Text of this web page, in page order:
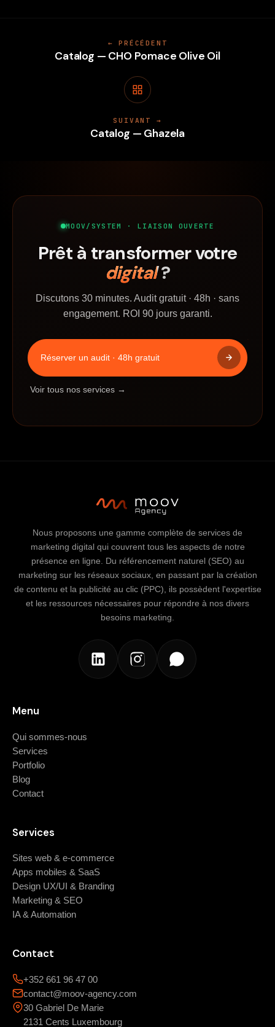
← PRÉCÉDENT
Catalog — CHO Pomace Olive Oil
SUIVANT →
Catalog — Ghazela
MOOV/SYSTEM · LIAISON OUVERTE
Prêt à transformer votre
digital?
Discutons 30 minutes. Audit gratuit · 48h · sans
engagement. ROI 90 jours garanti.
Réserver un audit · 48h gratuit
Voir tous nos services →
Nous proposons une gamme complète de services de
marketing digital qui couvrent tous les aspects de notre
présence en ligne. Du référencement naturel (SEO) au
marketing sur les réseaux sociaux, en passant par la création
de contenu et la publicité au clic (PPC), ils possèdent l'expertise
et les ressources nécessaires pour répondre à nos divers
besoins marketing.
Menu
Qui sommes-nous
Services
Portfolio
Blog
Contact
Services
Sites web & e-commerce
Apps mobiles & SaaS
Design UX/UI & Branding
Marketing & SEO
IA & Automation
Contact
+352 661 96 47 00
contact@moov-agency.com
30 Gabriel De Marie
2131 Cents Luxembourg